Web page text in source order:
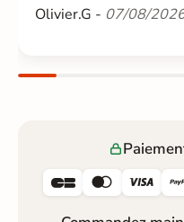
Olivier.G - 07/08/
  